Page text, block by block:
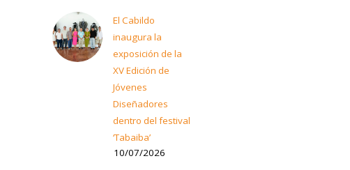
El Cabildo
inaugura la
exposición de la
XV Edición de
Jóvenes
Diseñadores
dentro del festival
‘Tabaiba’
10/07/2026